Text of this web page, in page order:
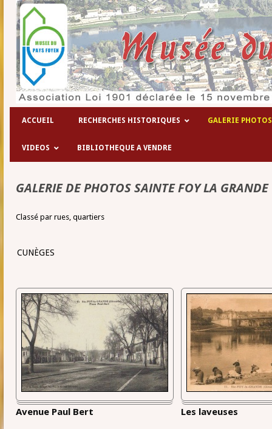
ACCUEIL RECHERCHES HISTORIQUES GALERIE PHOTOS
VIDEOS BIBLIOTHEQUE A VENDRE
GALERIE DE PHOTOS SAINTE FOY LA GRANDE
Classé par rues, quartiers
CUNÈGES
Avenue Paul Bert Les laveuses